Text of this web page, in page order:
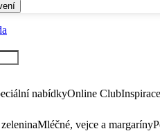
nabídkyOnline ClubInspirace
Mléčné, vejce a margaríny